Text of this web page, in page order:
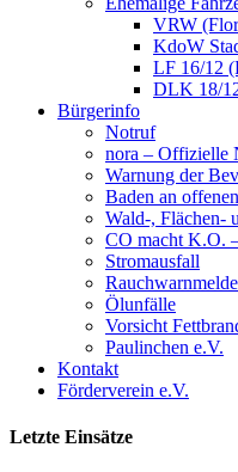
VRW
KdoW
LF 16/12
DLK 18/
Bürgerinfo
Notruf
nora – Offizielle
Warnung der
Baden an
Wald-, Flächen-
CO macht K.O.
Stromausfall
Ölunfälle
Vorsicht
Paulinchen e.V.
Kontakt
Förderverein e.V.
Letzte Einsätze